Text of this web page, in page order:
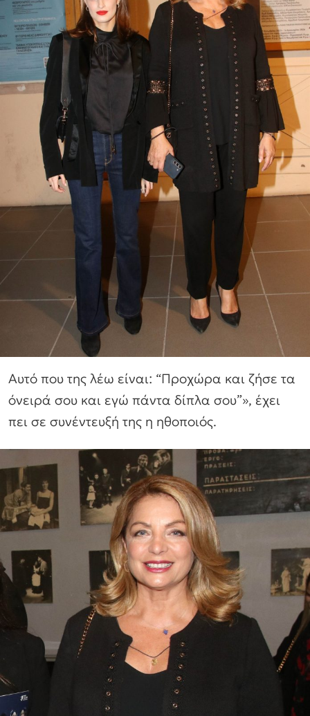
Αυτό που της λέω είναι: “Προχώρα και ζήσε τα
όνειρά σου και εγώ πάντα δίπλα σου”», έχει
πει σε συνέντευξή της η ηθοποιός.